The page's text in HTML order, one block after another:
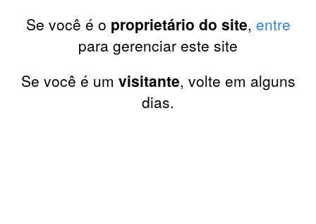
Se você é o proprietário do site, entre
para gerenciar este site
Se você é um visitante, volte em alguns
dias.